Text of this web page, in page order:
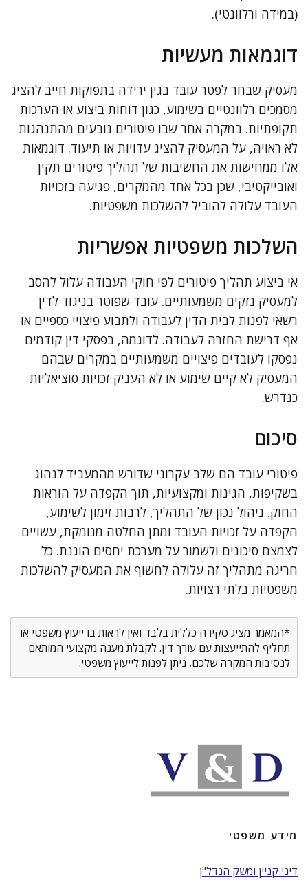
(במידה ורלוונטי).
דוגמאות מעשיות
מעסיק שבחר לפטר עובד בגין ירידה בתפוקות חייב להציג
מסמכים רלוונטיים בשימוע, כגון דוחות ביצוע או הערכות
תקופתיות. במקרה אחר שבו פיטורים נובעים מהתנהגות
לא ראויה, על המעסיק להציג עדויות או תיעוד. דוגמאות
אלו ממחישות את החשיבות של תהליך פיטורים תקין
ואובייקטיבי, שכן בכל אחד מהמקרים, פגיעה בזכויות
העובד עלולה להוביל להשלכות משפטיות.
השלכות משפטיות אפשריות
אי ביצוע תהליך פיטורים לפי חוקי העבודה עלול להסב
למעסיק נזקים משמעותיים. עובד שפוטר בניגוד לדין
רשאי לפנות לבית הדין לעבודה ולתבוע פיצויי כספיים או
אף דרישת החזרה לעבודה. לדוגמה, בפסקי דין קודמים
נפסקו לעובדים פיצויים משמעותיים במקרים שבהם
המעסיק לא קיים שימוע או לא העניק זכויות סוציאליות
כנדרש.
סיכום
פיטורי עובד הם שלב עקרוני שדורש מהמעביד לנהוג
בשקיפות, הגינות ומקצועיות, תוך הקפדה על הוראות
החוק. ניהול נכון של התהליך, לרבות זימון לשימוע,
הקפדה על זכויות העובד ומתן החלטה מנומקת, עשויים
לצמצם סיכונים ולשמור על מערכת יחסים הוגנת. כל
חריגה מתהליך זה עלולה לחשוף את המעסיק להשלכות
משפטיות בלתי רצויות.
*המאמר מציג סקירה כללית בלבד ואין לראות בו ייעוץ משפטי או
תחליף להתייעצות עם עורך דין. לקבלת מענה מקצועי המותאם
לנסיבות המקרה שלכם, ניתן לפנות לייעוץ משפטי.
מידע משפטי
דיני קניין ומשק הנדל"ן